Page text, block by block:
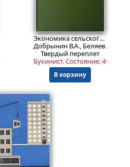
5. Обложка: 5-.
1299₽
Экономика сельского хозяйства. Учебник для высших сельскохозяйственных учебных заведений.
Добрынин В.А., Беляев А.В.,
Твердый переплет
Букинист.Состояние: 4+
В корзину